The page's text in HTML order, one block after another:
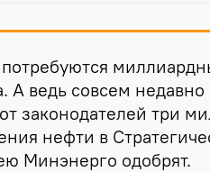
А ведь совсем
законодателей три
нефти в
Минэнерго одобрят.